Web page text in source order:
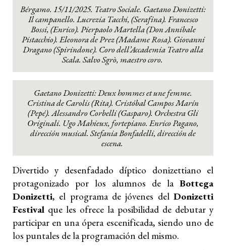
Bérgamo. 15/11/2025. Teatro Sociale. Gaetano Donizetti:
Il campanello. Lucrezia Tacchi, (Serafina). Francesco
Bossi, (Enrico). Pierpaolo Martella (Don Annibale
Pistacchio). Eleonora de Prez (Madame Rosa). Giovanni
Dragano (Spirindone). Coro dell’Accademia Teatro alla
Scala. Salvo Sgrò, maestro coro.
Gaetano Donizetti: Deux hommes et une femme.
Cristina de Carolis (Rita). Cristóbal Campos Marín
(Pepé). Alessandro Corbelli (Gasparo). Orchestra Gli
Originali. Ugo Mahieux, fortepiano. Enrico Pagano,
dirección musical. Stefania Bonfadelli, dirección de
escena.
Divertido y desenfadado díptico donizettiano el
protagonizado por los alumnos de la Bottega
Donizetti, el programa de jóvenes del Donizetti
Festival que les ofrece la posibilidad de debutar y
participar en una ópera escenificada, siendo uno de
los puntales de la programación del mismo.